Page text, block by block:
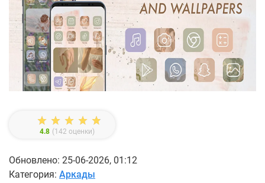
4.8 (142 оценки)
Обновлено: 25-06-2026, 01:12
Категория: Аркады